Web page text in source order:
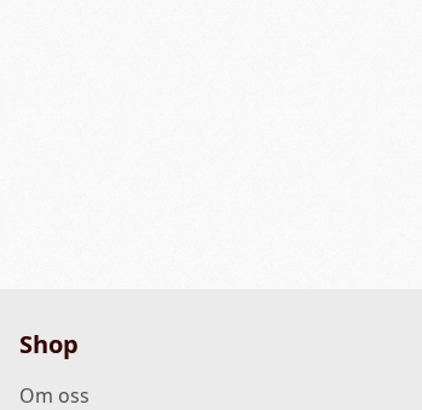
Shop
Om oss